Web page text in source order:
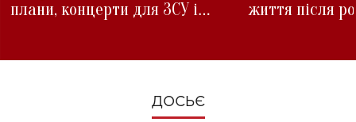
плани, концерти для ЗСУ і
життя після
ДОСЬЄ